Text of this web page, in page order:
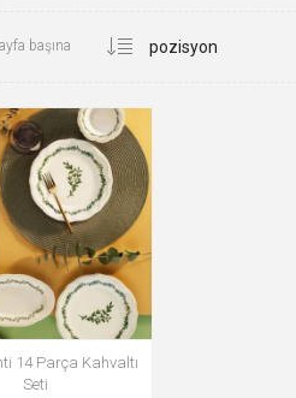
başına
14 Parça Kahvaltı
Seti